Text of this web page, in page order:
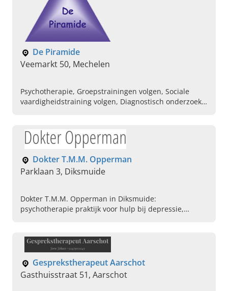
De Piramide
Veemarkt 50, Mechelen
Psychotherapie, Groepstrainingen volgen, Sociale
vaardigheidstraining volgen, Diagnostisch onderzoek
Piramide, Multidisciplinaire groepspraktijk,
Gespecialiseerde hulp aan kinderen, adolescenten,
Dokter T.M.M. Opperman
Parklaan 3, Diksmuide
Dokter T.M.M. Opperman in Diksmuide:
psychotherapie praktijk voor hulp bij depressie,
Gesprekstherapeut Aarschot
Gasthuisstraat 51, Aarschot